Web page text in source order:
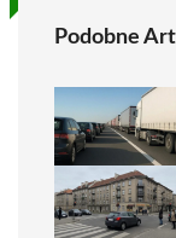
Podobne